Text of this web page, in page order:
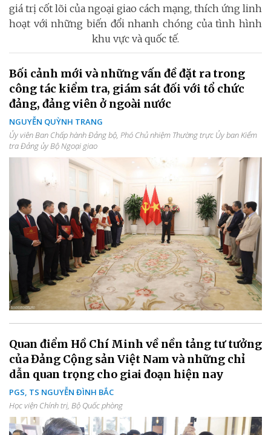
giá trị cốt lõi của ngoại giao cách mạng, thích ứng linh
hoạt với những biến đổi nhanh chóng của tình hình
khu vực và quốc tế.
Bối cảnh mới và những vấn đề đặt ra trong
công tác kiểm tra, giám sát đối với tổ chức
đảng, đảng viên ở ngoài nước
NGUYỄN QUỲNH TRANG
Ủy viên Ban Chấp hành Đảng bộ, Phó Chủ nhiệm Thường trực Ủy ban Kiểm
tra Đảng ủy Bộ Ngoại giao
Quan điểm Hồ Chí Minh về nền tảng tư tưởng
của Đảng Cộng sản Việt Nam và những chỉ
dẫn quan trọng cho giai đoạn hiện nay
PGS, TS NGUYỄN ĐÌNH BẮC
Học viện Chính trị, Bộ Quốc phòng